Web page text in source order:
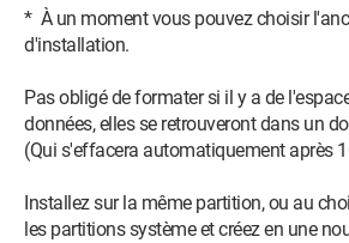
* À un moment vous pouvez choisir
d'installation.
Pas obligé de formater si il y a de
données, elles se retrouveront dans un
(Qui s'effacera automatiquement après
Installez sur la même partition, ou au
les partitions système et créez en une